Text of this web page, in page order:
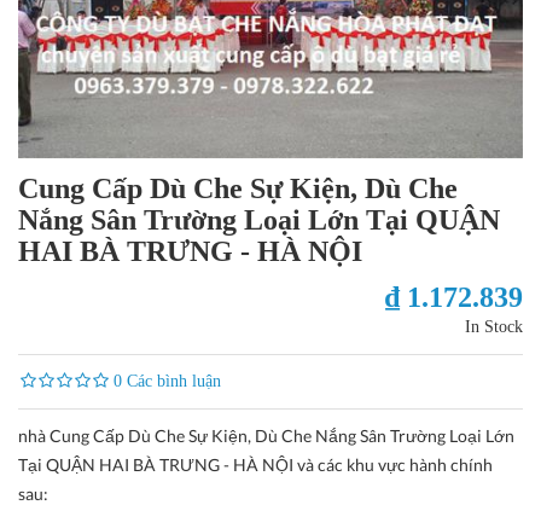
Cung Cấp Dù Che Sự Kiện, Dù Che
Nắng Sân Trường Loại Lớn Tại QUẬN
HAI BÀ TRƯNG - HÀ NỘI
₫ 1.172.839
In Stock
0 Các bình luận
nhà Cung Cấp Dù Che Sự Kiện, Dù Che Nắng Sân Trường Loại Lớn
Tại QUẬN HAI BÀ TRƯNG - HÀ NỘI và các khu vực hành chính
sau: